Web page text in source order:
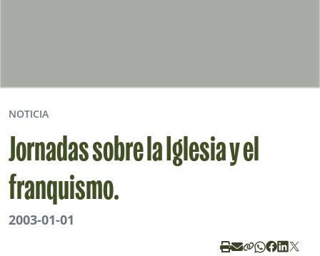
NOTICIA
Jornadas sobre la Iglesia y el
franquismo.
2003-01-01